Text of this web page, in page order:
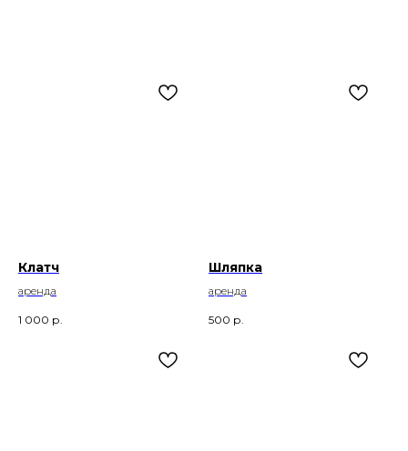
Клатч
аренда
1 000 р.
Шляпка
аренда
500 р.